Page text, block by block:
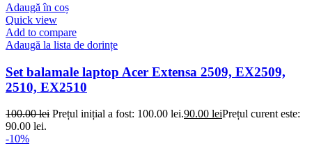
Adaugă în coș
Quick view
Add to compare
Adaugă la lista de dorințe
Set balamale laptop Acer Extensa 2509, EX2509,
2510, EX2510
100.00lei Prețul inițial a fost: 100.00 lei.90.00 leiPrețul curent este:
90.00 lei.
-10%